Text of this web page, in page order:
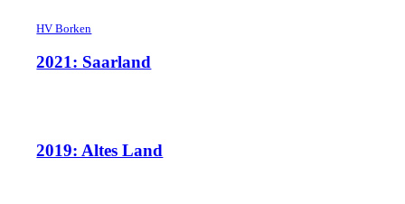
HV Borken
2021: Saarland
2019: Altes Land